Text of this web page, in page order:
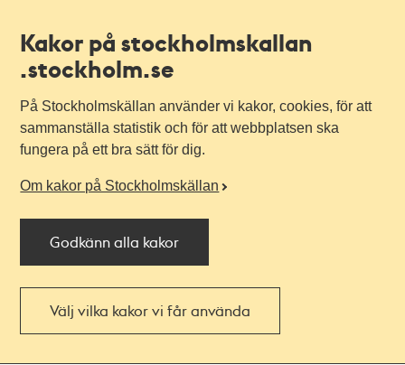
Kakor på stockholmskallan
.stockholm.se
På Stockholmskällan använder vi kakor, cookies, för att
sammanställa statistik och för att webbplatsen ska
fungera på ett bra sätt för dig.
Om kakor på Stockholmskällan
Godkänn alla kakor
Välj vilka kakor vi får använda